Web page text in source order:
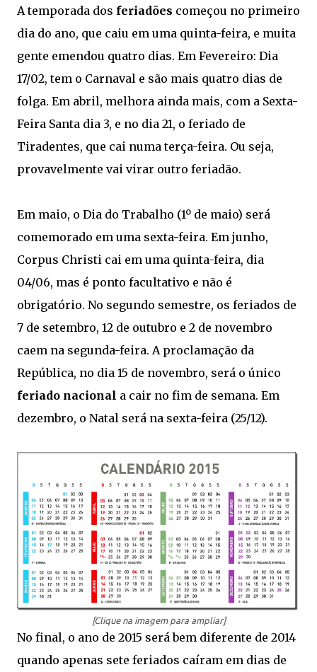
A temporada dos feriadões começou no primeiro
dia do ano, que caiu em uma quinta-feira, e muita
gente emendou quatro dias. Em Fevereiro: Dia
17/02, tem o Carnaval e são mais quatro dias de
folga. Em abril, melhora ainda mais, com a Sexta-
Feira Santa dia 3, e no dia 21, o feriado de
Tiradentes, que cai numa terça-feira. Ou seja,
provavelmente vai virar outro feriadão.
Em maio, o Dia do Trabalho (1º de maio) será
comemorado em uma sexta-feira. Em junho,
Corpus Christi cai em uma quinta-feira, dia
04/06, mas é ponto facultativo e não é
obrigatório. No segundo semestre, os feriados de
7 de setembro, 12 de outubro e 2 de novembro
caem na segunda-feira. A proclamação da
República, no dia 15 de novembro, será o único
feriado nacional a cair no fim de semana. Em
dezembro, o Natal será na sexta-feira (25/12).
[Clique na imagem para ampliar]
No final, o ano de 2015 será bem diferente de 2014
quando apenas sete feriados caíram em dias de